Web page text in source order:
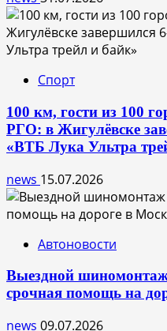
Спорт
100 км, гости из 100
РГО: в Жигулёвске
«ВТБ Лука Ультра
news 15.07.2026
Автоновости
Выездной
срочная помощь на
news 09.07.2026